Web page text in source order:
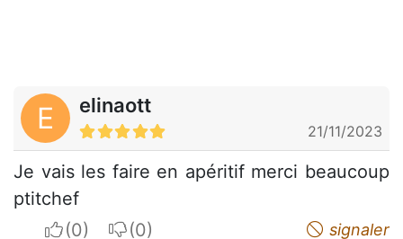
E elinaott
21/11/2023
Je vais les faire en apéritif merci beaucoup
ptitchef
I apreciateI do not appreciate signaler